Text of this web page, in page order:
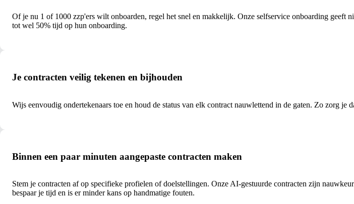
Of je nu 1 of 1000 zzp'ers wilt onboarden, regel het snel en makkelijk. Onze selfservice onboarding geeft
tot wel 50% tijd op hun onboarding.
Je contracten veilig tekenen en bijhouden
Wijs eenvoudig ondertekenaars toe en houd de status van elk contract nauwlettend in de gaten. Zo zorg
Binnen een paar minuten aangepaste contracten maken
Stem je contracten af op specifieke profielen of doelstellingen. Onze AI-gestuurde contracten zijn
bespaar je tijd en is er minder kans op handmatige fouten.